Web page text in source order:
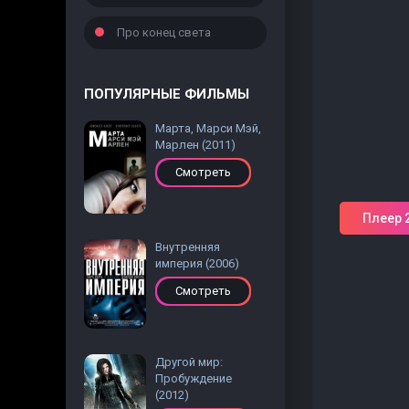
Про конец света
ПОПУЛЯРНЫЕ ФИЛЬМЫ
Марта, Марси Мэй,
Марлен (2011)
Смотреть
Внутренняя
империя (2006)
Смотреть
Другой мир:
Пробуждение
(2012)
Плеер